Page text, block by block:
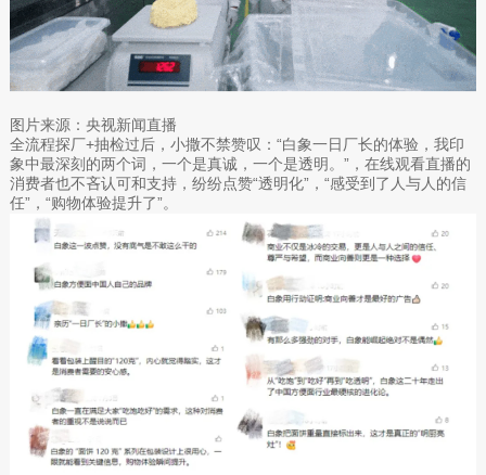
图片来源：央视新闻直播
全流程探厂+抽检过后，小撒不禁赞叹：“白象一日厂长的体验，我印
象中最深刻的两个词，一个是真诚，一个是透明。”，在线观看直播的
消费者也不吝认可和支持，纷纷点赞“透明化”，“感受到了人与人的信
任”，“购物体验提升了”。